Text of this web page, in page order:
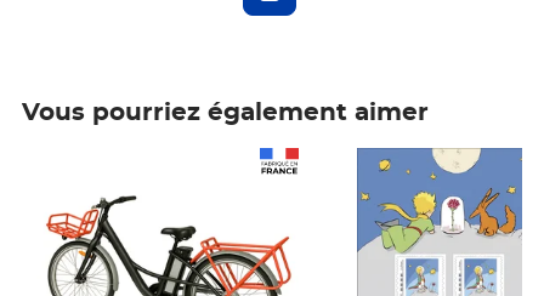
Vous pourriez également aimer
Prix 7,50€